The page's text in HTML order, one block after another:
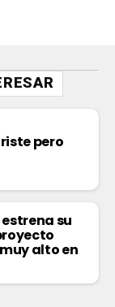
pero
su
alto en